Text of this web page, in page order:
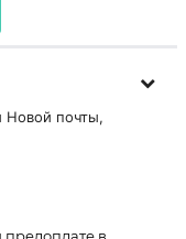
Новой почты,
в